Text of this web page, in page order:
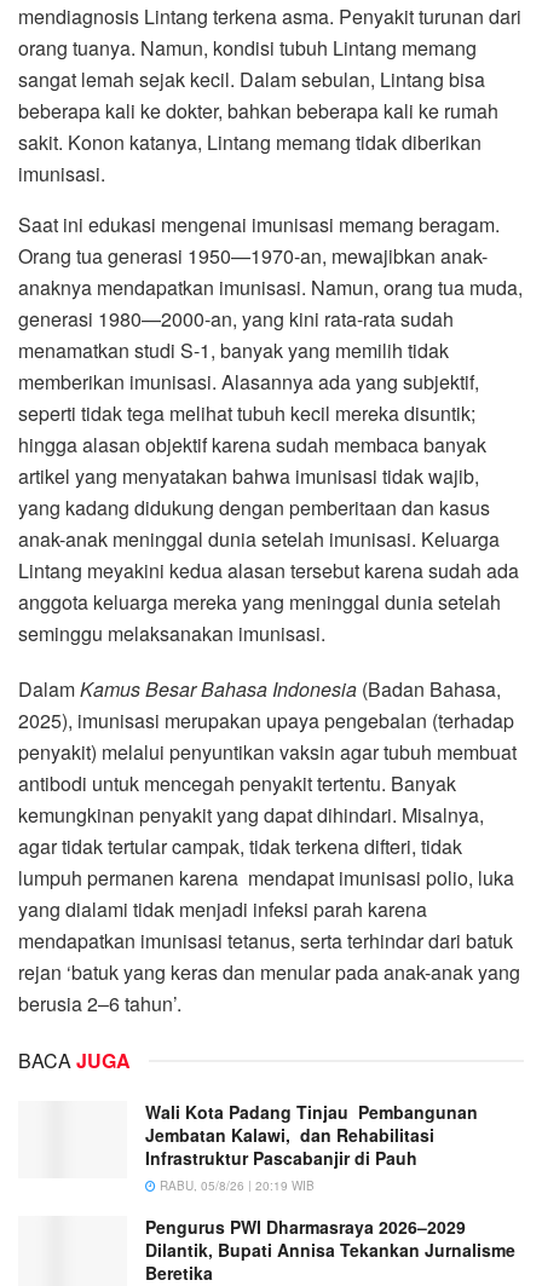
mendiagnosis Lintang terkena asma. Penyakit turunan dari
orang tuanya. Namun, kondisi tubuh Lintang memang
sangat lemah sejak kecil. Dalam sebulan, Lintang bisa
beberapa kali ke dokter, bahkan beberapa kali ke rumah
sakit. Konon katanya, Lintang memang tidak diberikan
imunisasi.
Saat ini edukasi mengenai imunisasi memang beragam.
Orang tua generasi 1950—1970-an, mewajibkan anak-
anaknya mendapatkan imunisasi. Namun, orang tua muda,
generasi 1980—2000-an, yang kini rata-rata sudah
menamatkan studi S-1, banyak yang memilih tidak
memberikan imunisasi. Alasannya ada yang subjektif,
seperti tidak tega melihat tubuh kecil mereka disuntik;
hingga alasan objektif karena sudah membaca banyak
artikel yang menyatakan bahwa imunisasi tidak wajib,
yang kadang didukung dengan pemberitaan dan kasus
anak-anak meninggal dunia setelah imunisasi. Keluarga
Lintang meyakini kedua alasan tersebut karena sudah ada
anggota keluarga mereka yang meninggal dunia setelah
seminggu melaksanakan imunisasi.
DalamKamus Besar Bahasa Indonesia (Badan Bahasa,
2025), imunisasi merupakan upaya pengebalan (terhadap
penyakit) melalui penyuntikan vaksin agar tubuh membuat
antibodi untuk mencegah penyakit tertentu. Banyak
kemungkinan penyakit yang dapat dihindari. Misalnya,
agar tidak tertular campak, tidak terkena difteri, tidak
lumpuh permanen karena mendapat imunisasi polio, luka
yang dialami tidak menjadi infeksi parah karena
mendapatkan imunisasi tetanus, serta terhindar dari batuk
rejan ‘batuk yang keras dan menular pada anak-anak yang
berusia 2–6 tahun’.
BACAJUGA
Wali Kota Padang Tinjau Pembangunan
Jembatan Kalawi, dan Rehabilitasi
Infrastruktur Pascabanjir di Pauh
RABU, 05/8/26 | 20:19 WIB
Pengurus PWI Dharmasraya 2026–2029
Dilantik, Bupati Annisa Tekankan Jurnalisme
Beretika